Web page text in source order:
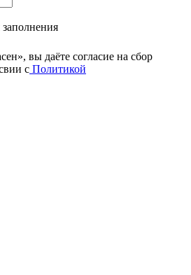
заполнения
вы даёте cогласие на сбор
с Политикой